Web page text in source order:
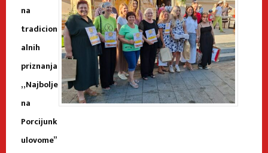
na
tradicion
alnih
priznanja
„Najbolje
na
Porcijunk
ulovome”